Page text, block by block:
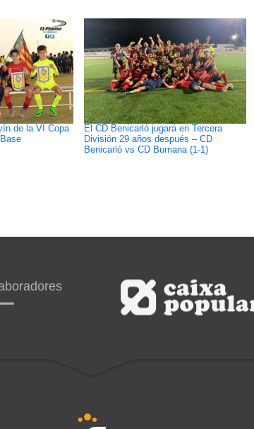
de la VI Copa
El CD Benicarló jugará en Tercera
División 29 años después – CD
Benicarló vs CD Burriana (1-1)